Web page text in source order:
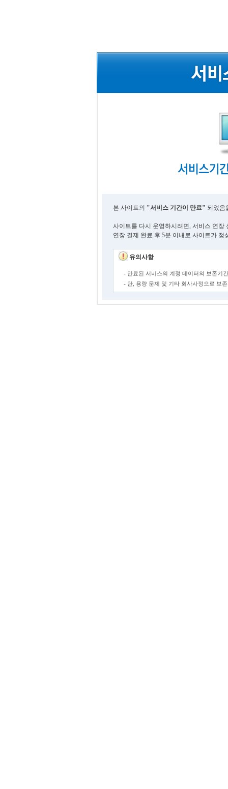
본 사이트의 "서비스 기간이 만료" 되었음
사이트를 다시 운영하시려면, 서비스 연장
연장 결제 완료 후 5분 이내로 사이트가 정
유의사항
- 만료된 서비스의 계정 데이터의 보존기
- 단, 용량 문제 및 기타 회사사정으로 보